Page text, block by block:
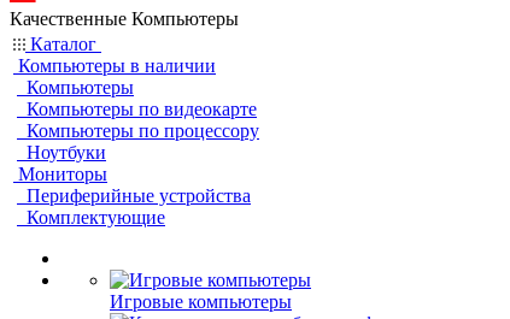
Качественные Компьютеры
Каталог
Компьютеры в наличии
Компьютеры
Компьютеры по видеокарте
Компьютеры по процессору
Ноутбуки
Мониторы
Периферийные устройства
Комплектующие
Игровые компьютеры